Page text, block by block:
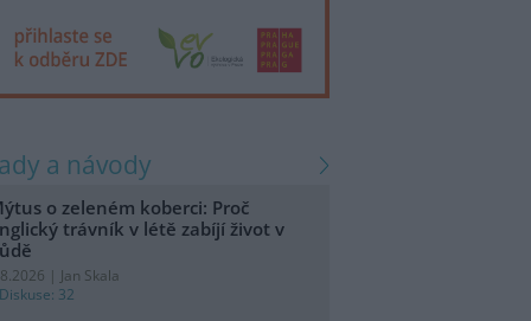
a návody
o zeleném koberci: Proč
trávník v létě zabíjí život v
| Jan Skala
Diskuse: 32